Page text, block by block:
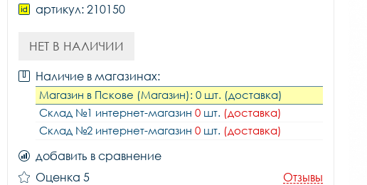
артикул: 210150
НЕТ В НАЛИЧИИ
Наличие в магазинах:
Магазин в Пскове (Магазин): 0 шт. (доставка)
Склад №1 интернет-магазин 0 шт. (доставка)
Склад №2 интернет-магазин 0 шт. (доставка)
добавить в сравнение
Оценка 5
Отзывы